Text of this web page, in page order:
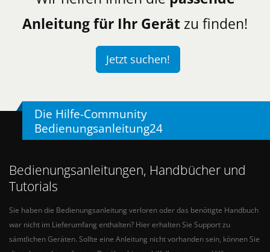
Anleitung für Ihr Gerät zu finden!
Jetzt suchen!
Die Hilfe-Community
Bedienungsanleitung24
Bedienungsanleitungen, Handbücher und
Tutorials
Sie haben die Bedienungsanleitung verloren oder das benötigte Handbuch
war nicht im Lieferumfang enthalten? Hier erhalten Sie Support zu
sämtlichen Geräten. Sollte eine Anleitung nicht vorhanden sein, können Sie